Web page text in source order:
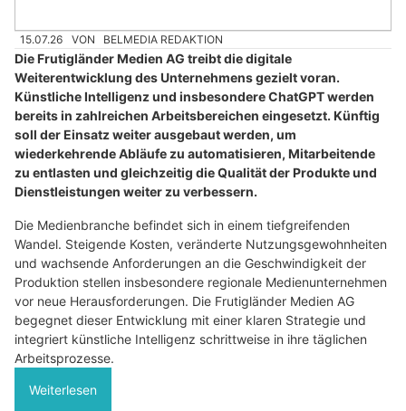
15.07.26 VON BELMEDIA REDAKTION
Die Frutigländer Medien AG treibt die digitale
Weiterentwicklung des Unternehmens gezielt voran.
Künstliche Intelligenz und insbesondere ChatGPT werden
bereits in zahlreichen Arbeitsbereichen eingesetzt. Künftig
soll der Einsatz weiter ausgebaut werden, um
wiederkehrende Abläufe zu automatisieren, Mitarbeitende
zu entlasten und gleichzeitig die Qualität der Produkte und
Dienstleistungen weiter zu verbessern.
Die Medienbranche befindet sich in einem tiefgreifenden
Wandel. Steigende Kosten, veränderte Nutzungsgewohnheiten
und wachsende Anforderungen an die Geschwindigkeit der
Produktion stellen insbesondere regionale Medienunternehmen
vor neue Herausforderungen. Die Frutigländer Medien AG
begegnet dieser Entwicklung mit einer klaren Strategie und
integriert künstliche Intelligenz schrittweise in ihre täglichen
Arbeitsprozesse.
Weiterlesen